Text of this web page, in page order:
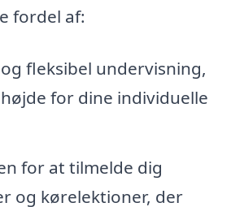
fordel af:
fleksibel undervisning,
for dine individuelle
for at tilmelde dig
og kørelektioner, der